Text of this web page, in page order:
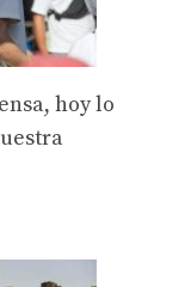
hoy lo